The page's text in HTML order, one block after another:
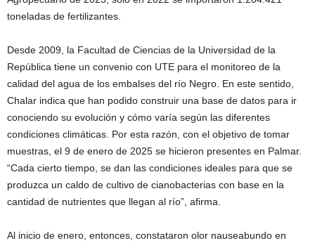
toneladas de fertilizantes.
Desde 2009, la Facultad de Ciencias de la Universidad de la
República tiene un convenio con UTE para el monitoreo de la
calidad del agua de los embalses del río Negro. En este sentido,
Chalar indica que han podido construir una base de datos para ir
conociendo su evolución y cómo varía según las diferentes
condiciones climáticas. Por esta razón, con el objetivo de tomar
muestras, el 9 de enero de 2025 se hicieron presentes en Palmar.
“Cada cierto tiempo, se dan las condiciones ideales para que se
produzca un caldo de cultivo de cianobacterias con base en la
cantidad de nutrientes que llegan al río”, afirma.
Al inicio de enero, entonces, constataron olor nauseabundo en